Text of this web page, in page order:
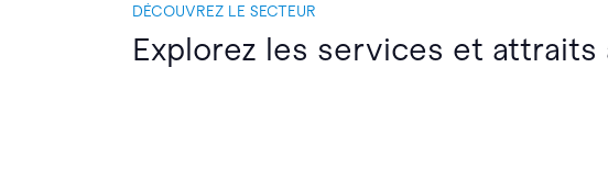
DÉCOUVREZ LE SECTEUR
Explorez les services et